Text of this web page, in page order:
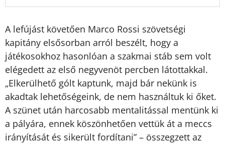
A lefújást követően Marco Rossi szövetségi
kapitány elsősorban arról beszélt, hogy a
játékosokhoz hasonlóan a szakmai stáb sem volt
elégedett az első negyvenöt percben látottakkal.
„Elkerülhető gólt kaptunk, majd bár nekünk is
akadtak lehetőségeink, de nem használtuk ki őket.
A szünet után harcosabb mentalitással mentünk ki
a pályára, ennek köszönhetően vettük át a meccs
irányítását és sikerült fordítani” – összegzett az